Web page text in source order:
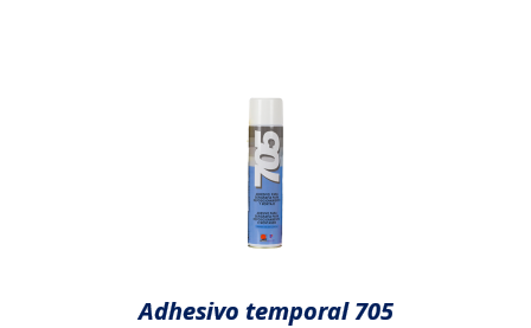
Adhesivo temporal 705